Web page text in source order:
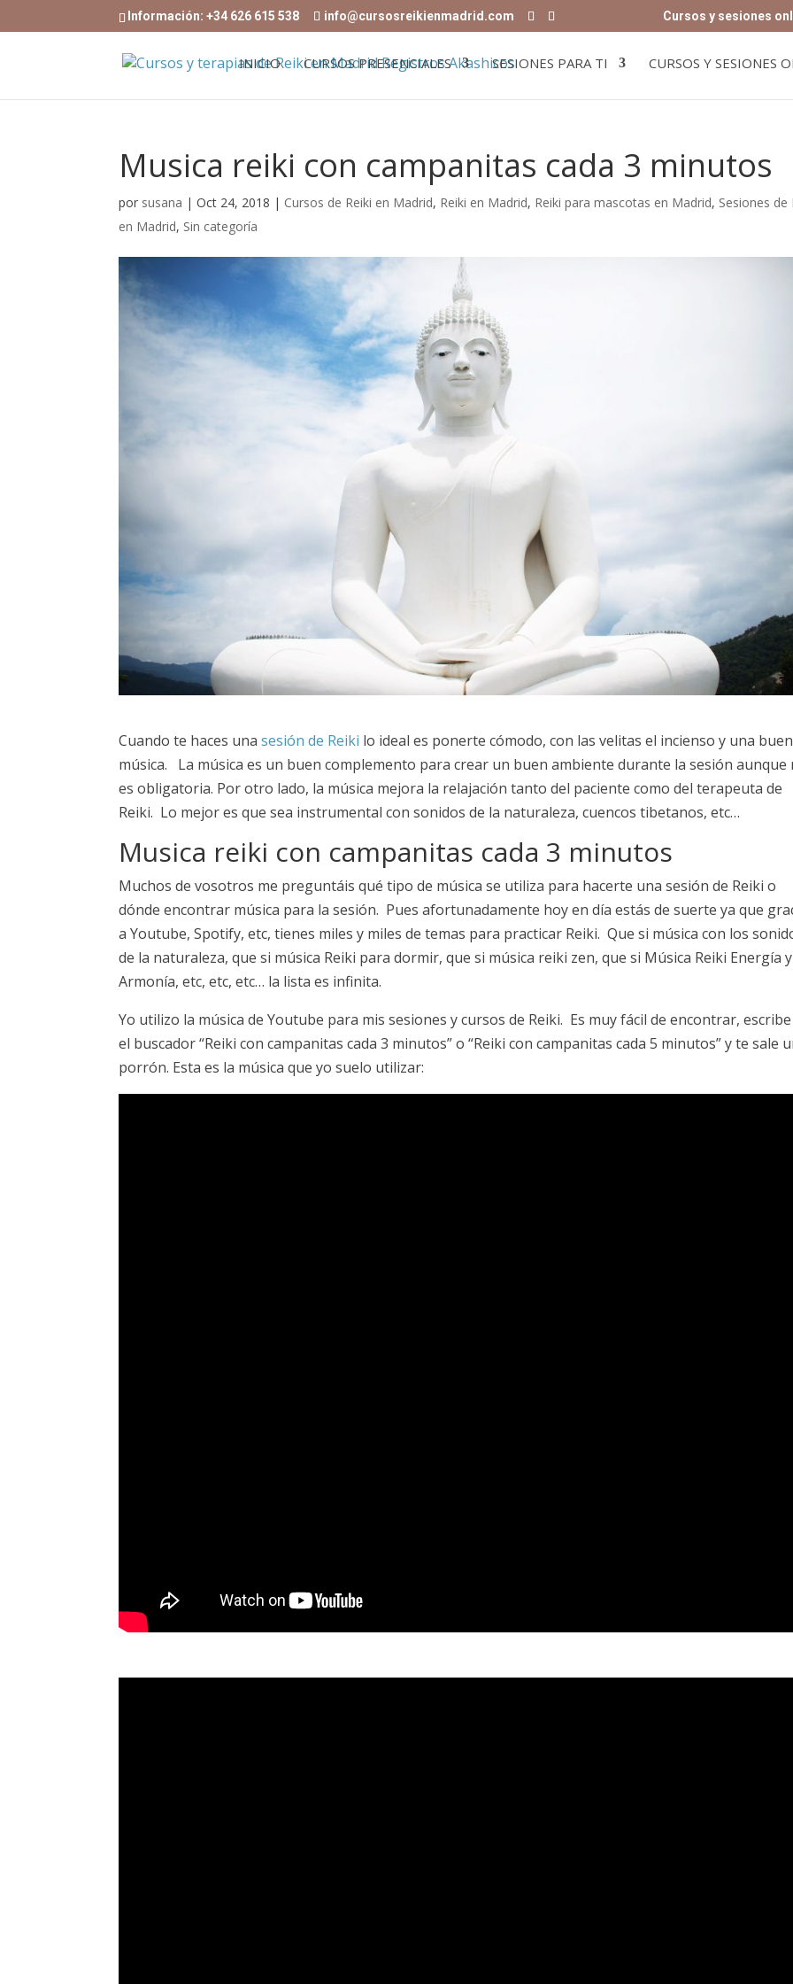
Información: +34 626 615 538 info@cursosreikienmadrid.com Cursos y sesiones
INICIO CURSOS PRESENCIALES SESIONES PARA TI CURSOS Y SESIONES
Musica reiki con campanitas cada 3 minutos
por susana |Oct 24, 2018 | Cursos de Reiki en Madrid, Reiki en Madrid, Reiki para mascotas en Madrid, Sesiones de
en Madrid, Sin categoría
Cuando te haces unasesión de Reiki lo ideal es ponerte cómodo, con las velitas el incienso y una
música. La música es un buen complemento para crear un buen ambiente durante la sesión aunque
es obligatoria. Por otro lado, la música mejora la relajación tanto del paciente como del terapeuta de
Reiki. Lo mejor es que sea instrumental con sonidos de la naturaleza, cuencos tibetanos, etc…
Musica reiki con campanitas cada 3 minutos
Muchos de vosotros me preguntáis qué tipo de música se utiliza para hacerte una sesión de Reiki o
dónde encontrar música para la sesión. Pues afortunadamente hoy en día estás de suerte ya que
a Youtube, Spotify, etc, tienes miles y miles de temas para practicar Reiki. Que si música con los
de la naturaleza, que si música Reiki para dormir, que si música reiki zen, que si Música Reiki Energía y
Armonía, etc, etc, etc… la lista es infinita.
Yo utilizo la música de Youtube para mis sesiones y cursos de Reiki. Es muy fácil de encontrar,
el buscador “Reiki con campanitas cada 3 minutos” o “Reiki con campanitas cada 5 minutos” y te sale
porrón. Esta es la música que yo suelo utilizar: